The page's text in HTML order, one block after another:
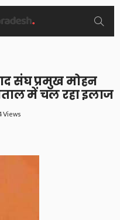
संघ प्रमुख मोहन
में चल रहा इलाज
Views